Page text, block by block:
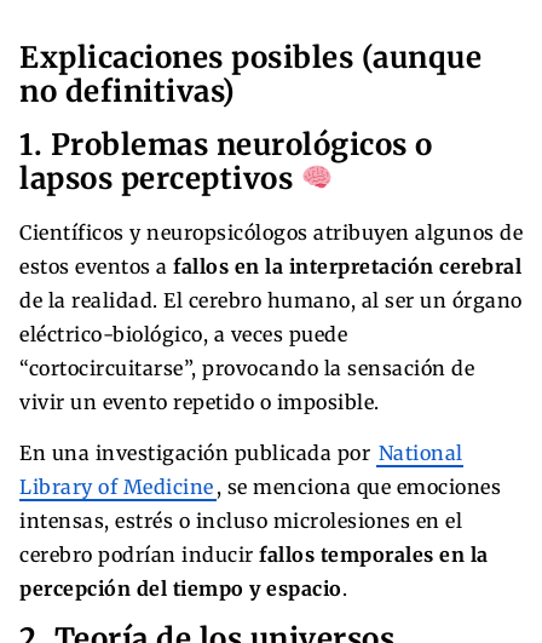
Explicaciones posibles (aunque
no definitivas)
1. Problemas neurológicos o
lapsos perceptivos
Científicos y neuropsicólogos atribuyen algunos de
estos eventos a fallos en la interpretación cerebral
de la realidad. El cerebro humano, al ser un órgano
eléctrico-biológico, a veces puede
“cortocircuitarse”, provocando la sensación de
vivir un evento repetido o imposible.
En una investigación publicada por National
Library of Medicine , se menciona que emociones
intensas, estrés o incluso microlesiones en el
cerebro podrían inducir fallos temporales en la
percepción del tiempo y espacio.